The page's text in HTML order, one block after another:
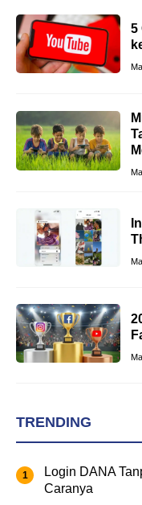
5
TRENDING
Login DANA
Caranya